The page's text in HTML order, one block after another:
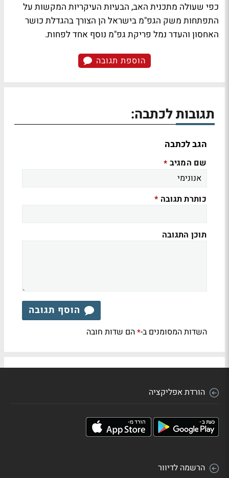
כפי שעולה מתכנית האב, הבעיות העיקריות המקשות על
התפתחות משק הגפ"מ בישראל הן הצורך בהגדלת כושר
האחסון והעדר נמל פריקת גפ"מ נוסף אחד לפחות.
הוספת תגובה
תגובות לכתבה:
הגב לכתבה
שם המגיב *
כותרת תגובה *
תוכן התגובה
הוסף תגובה
השדות המסומנים ב-*הם שדות חובה
הורדת אפליקציה
הרשמה לדיוור